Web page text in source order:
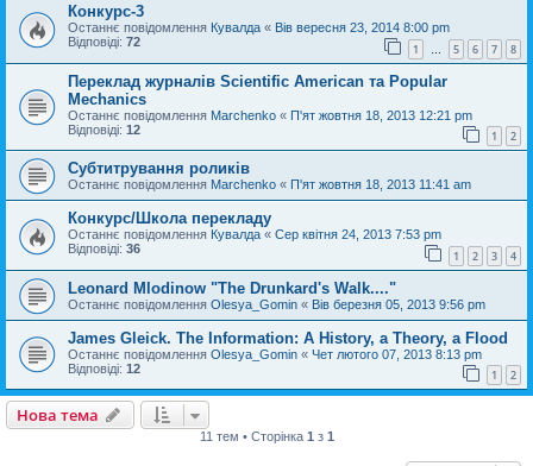
Конкурс-3
Останнє повідомлення Кувалда « Вів вересня 23, 2014 8:00 pm
Відповіді: 72 1 … 5 6 7 8
Переклад журналів Scientific American та Popular
Mechanics
Останнє повідомлення Marchenko « П'ят жовтня 18, 2013 12:21 pm
Відповіді: 12 1 2
Субтитрування роликів
Останнє повідомлення Marchenko « П'ят жовтня 18, 2013 11:41 am
Конкурс/Школа перекладу
Останнє повідомлення Кувалда « Сер квітня 24, 2013 7:53 pm
Відповіді: 36 1 2 3 4
Leonard Mlodinow "The Drunkard's Walk...."
Останнє повідомлення Olesya_Gomin « Вів березня 05, 2013 9:56 pm
James Gleick. The Information: A History, a Theory, a Flood
Останнє повідомлення Olesya_Gomin « Чет лютого 07, 2013 8:13 pm
Відповіді: 12 1 2
Нова тема
11 тем • Сторінка 1з 1